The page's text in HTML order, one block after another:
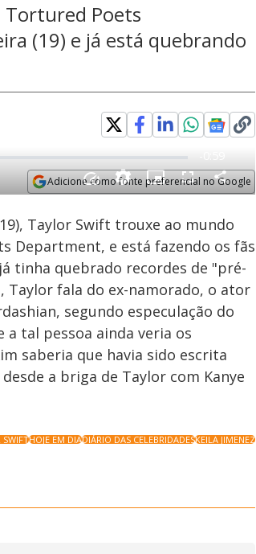
Tortured Poets
(19) e já está quebrando
Adicione como fonte preferencial no Google
Velocidade
Taylor Swift trouxe ao mundo
Department, e está fazendo os fãs
tinha quebrado recordes de "pré-
Taylor fala do ex-namorado, o ator
segundo especulação do
a tal pessoa ainda veria os
saberia que havia sido escrita
a briga de Taylor com Kanye
SWIFTHOJE EM DIADIÁRIO DAS CELEBRIDADESKEILA JIMENEZ